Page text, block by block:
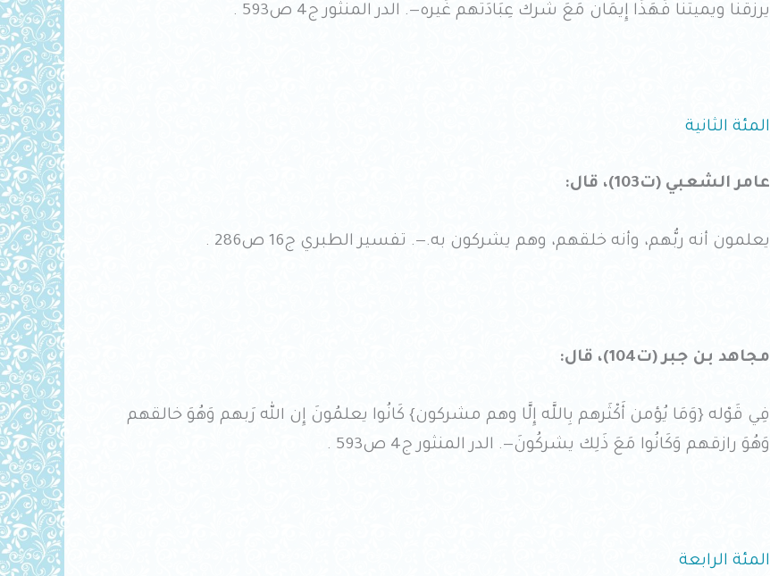
يرزقنا ويميتنا فَهَذَا إِيمَان مَعَ شرك عِبَادَتهم غَيره—. الدر المنثور ج4 ص593 .
المئة الثانية
عامر الشعبي (ت103)، قال:
يعلمون أنه ربُّهم، وأنه خلقهم، وهم يشركون به.—. تفسير الطبري ج16 ص286 .
مجاهد بن جبر (ت104)، قال:
فِي قَوْله {وَمَا يُؤمن أَكْثَرهم بِاللَّه إِلَّا وهم مشركون} كَانُوا يعلمُونَ إِن الله رَبهم وَهُوَ خالقهم
وَهُوَ رازقهم وَكَانُوا مَعَ ذَلِك يشركُونَ—. الدر المنثور ج4 ص593 .
المئة الرابعة